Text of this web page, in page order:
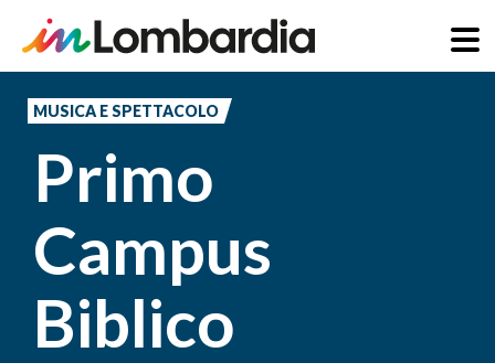
principale
MUSICA E SPETTACOLO
Primo
Campus
Biblico